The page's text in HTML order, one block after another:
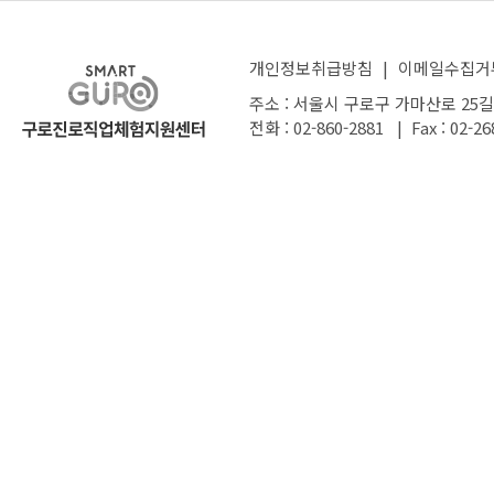
개인정보취급방침 | 이메일수집
주소 : 서울시 구로구 가마산로 25
전화 : 02-860-2881 | Fax : 02-